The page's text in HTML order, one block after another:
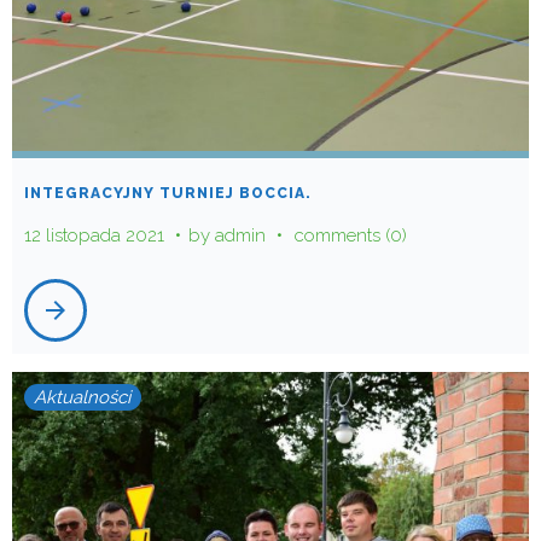
INTEGRACYJNY TURNIEJ BOCCIA.
12 listopada 2021 by admin comments (0)
arrow_forward
Aktualności